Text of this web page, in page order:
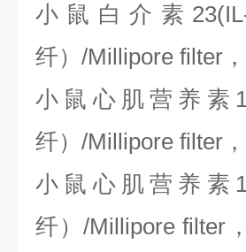
小鼠白介素
纤）/Millipore filter
小鼠心肌营养素
纤）/Millipore filter
小鼠心肌营养素
纤）/Millipore filter